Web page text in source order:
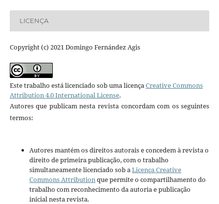
LICENÇA
Copyright (c) 2021 Domingo Fernández Agis
Este trabalho está licenciado sob uma licençaCreative Commons
Attribution 4.0 International License.
Autores que publicam nesta revista concordam com os seguintes
termos:
Autores mantém os direitos autorais e concedem à revista o
direito de primeira publicação, com o trabalho
simultaneamente licenciado sob aLicença Creative
Commons Attributionque permite o compartilhamento do
trabalho com reconhecimento da autoria e publicação
inicial nesta revista.